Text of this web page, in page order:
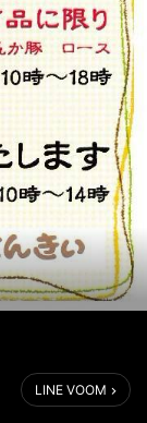
LINE VOOM